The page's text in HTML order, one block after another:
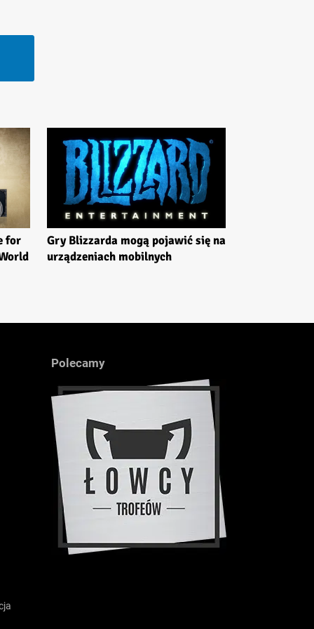
for
Gry Blizzarda mogą pojawić się na
urządzeniach mobilnych
Polecamy